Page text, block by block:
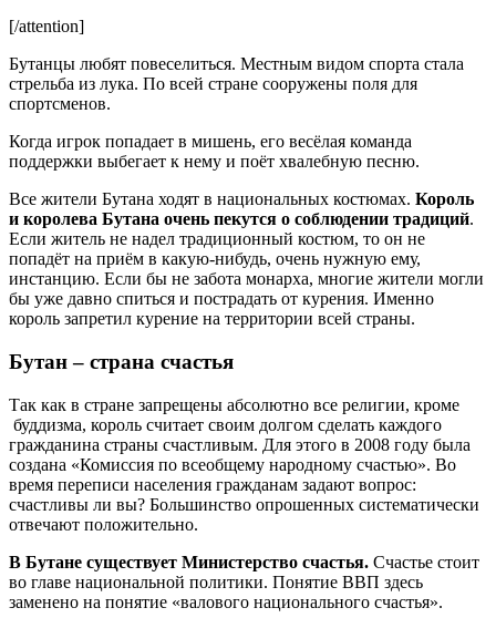
[/attention]
Бутанцы любят повеселиться. Местным видом спорта стала
стрельба из лука. По всей стране сооружены поля для
спортсменов.
Когда игрок попадает в мишень, его весёлая команда
поддержки выбегает к нему и поёт хвалебную песню.
Все жители Бутана ходят в национальных костюмах. Король
и королева Бутана очень пекутся о соблюдении традиций.
Если житель не надел традиционный костюм, то он не
попадёт на приём в какую-нибудь, очень нужную ему,
инстанцию. Если бы не забота монарха, многие жители могли
бы уже давно спиться и пострадать от курения. Именно
король запретил курение на территории всей страны.
Бутан – страна счастья
Так как в стране запрещены абсолютно все религии, кроме
буддизма, король считает своим долгом сделать каждого
гражданина страны счастливым. Для этого в 2008 году была
создана «Комиссия по всеобщему народному счастью». Во
время переписи населения гражданам задают вопрос:
счастливы ли вы? Большинство опрошенных систематически
отвечают положительно.
В Бутане существует Министерство счастья. Счастье стоит
во главе национальной политики. Понятие ВВП здесь
заменено на понятие «валового национального счастья».